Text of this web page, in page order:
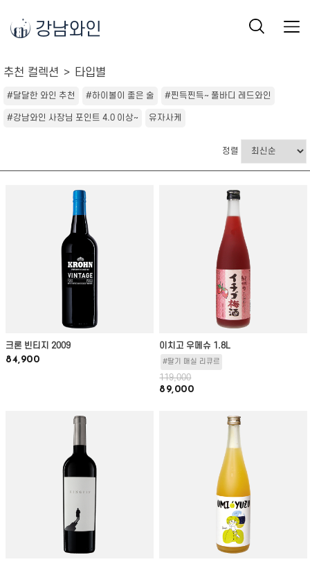
강남와인
추천 컬렉션 타입별
#달달한 와인 추천 #하이볼이 좋은 술 #찐득찐득~ 풀바디 레드와인
#강남와인 사장님 포인트 4.0 이상~ 유자사케
정렬
크론 빈티지 2009
84,900
이치고 우메슈 1.8L
#딸기 매실 리큐르
119,000
89,000